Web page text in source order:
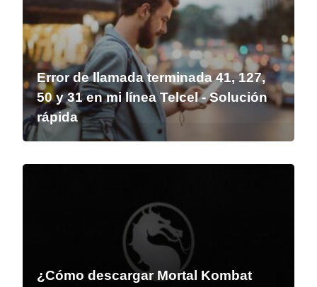
Error de llamada terminada 41, 127,
50 y 31 en mi línea Telcel - Solución
rápida
¿Cómo descargar Mortal Kombat